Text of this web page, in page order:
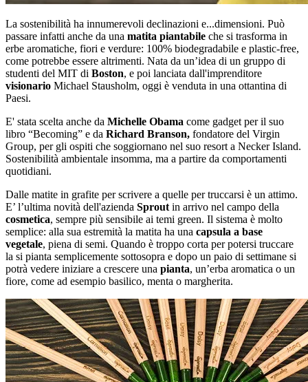
La sostenibilità ha innumerevoli declinazioni e...dimensioni. Può
passare infatti anche da una matita piantabile che si trasforma in
erbe aromatiche, fiori e verdure: 100% biodegradabile e plastic-free,
come potrebbe essere altrimenti. Nata da un’idea di un gruppo di
studenti del MIT di Boston, e poi lanciata dall'imprenditore
visionario Michael Stausholm, oggi è venduta in una ottantina di
Paesi.
E' stata scelta anche da Michelle Obama come gadget per il suo
libro “Becoming” e da Richard Branson, fondatore del Virgin
Group, per gli ospiti che soggiornano nel suo resort a Necker Island.
Sostenibilità ambientale insomma, ma a partire da comportamenti
quotidiani.
Dalle matite in grafite per scrivere a quelle per truccarsi è un attimo.
E’ l’ultima novità dell'azienda Sprout in arrivo nel campo della
cosmetica, sempre più sensibile ai temi green. Il sistema è molto
semplice: alla sua estremità la matita ha una capsula a base
vegetale, piena di semi. Quando è troppo corta per potersi truccare
la si pianta semplicemente sottosopra e dopo un paio di settimane si
potrà vedere iniziare a crescere una pianta, un’erba aromatica o un
fiore, come ad esempio basilico, menta o margherita.